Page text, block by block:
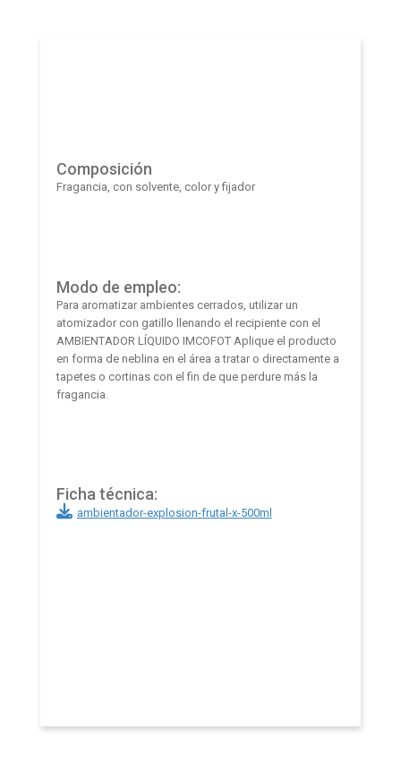
Composición
Fragancia, con solvente, color y fijador
Modo de empleo:
Para aromatizar ambientes cerrados, utilizar un
atomizador con gatillo llenando el recipiente con el
AMBIENTADOR LÍQUIDO IMCOFOT Aplique el producto
en forma de neblina en el área a tratar o directamente a
tapetes o cortinas con el fin de que perdure más la
fragancia.
Ficha técnica:
ambientador-explosion-frutal-x-500ml